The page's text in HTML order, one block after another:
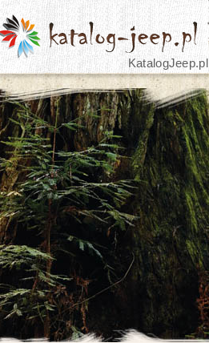
KatalogJeep.pl